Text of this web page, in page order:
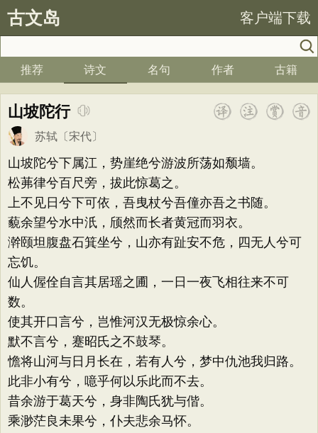
古文岛 客户端下载
推荐 诗文 名句 作者 古籍
山坡陀行
苏轼 〔宋代〕
山坡陀兮下属江，势崖绝兮游波所荡如颓墙。
松茀律兮百尺旁，拔此惊葛之。
上不见日兮下可依，吾曳杖兮吾僮亦吾之书随。
藐余望兮水中汦，颀然而长者黄冠而羽衣。
澣颐坦腹盘石箕坐兮，山亦有趾安不危，四无人兮可
忘饥。
仙人偓佺自言其居瑶之圃，一日一夜飞相往来不可
数。
使其开口言兮，岂惟河汉无极惊余心。
默不言兮，蹇昭氏之不鼓琴。
憺将山河与日月长在，若有人兮，梦中仇池我归路。
此非小有兮，噫乎何以乐此而不去。
昔余游于葛天兮，身非陶氏犹与偕。
乘渺茫良未果兮，仆夫悲余马怀。